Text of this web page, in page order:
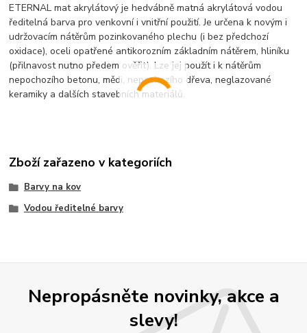
ETERNAL mat akrylátový je hedvábně matná akrylátová vodou
ředitelná barva pro venkovní i vnitřní použití. Je určena k novým i
udržovacím nátěrům pozinkovaného plechu (i bez předchozí
oxidace), oceli opatřené antikorozním základním nátěrem, hliníku
(přilnavost nutno předem ověřit). Lze jej použít i k nátěrům
nepochozího betonu, mědi, nepochozího dřeva, neglazované
keramiky a dalších stavebních materiálů.
Zboží zařazeno v kategoriích
Barvy na kov
Vodou ředitelné barvy
Nepropásněte novinky, akce a
slevy!